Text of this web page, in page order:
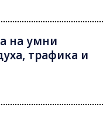
на умни
трафика и